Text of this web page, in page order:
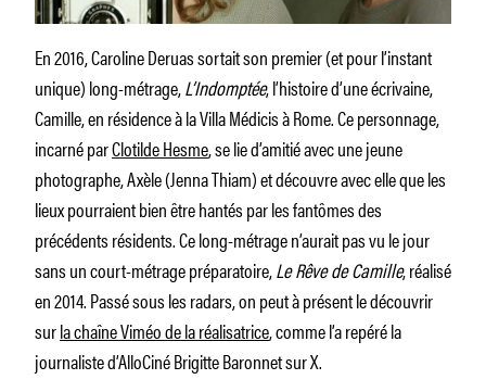
En 2016, Caroline Deruas sortait son premier (et pour l’instant
unique) long-métrage,L’Indomptée, l’histoire d’une écrivaine,
Camille, en résidence à la Villa Médicis à Rome. Ce personnage,
incarné parClotilde Hesme, se lie d’amitié avec une jeune
photographe, Axèle (Jenna Thiam) et découvre avec elle que les
lieux pourraient bien être hantés par les fantômes des
précédents résidents. Ce long-métrage n’aurait pas vu le jour
sans un court-métrage préparatoire,Le Rêve de Camille, réalisé
en 2014. Passé sous les radars, on peut à présent le découvrir
surla chaîne Viméo de la réalisatrice, comme l’a repéré la
journaliste d’AlloCiné Brigitte Baronnet sur X.